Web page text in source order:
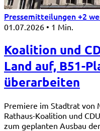
Pressemitteilungen+2
01.07.2026 • 1 Min.
Koalition und
Land auf, B51-
überarbeiten
Premiere im Stadtrat von
Rathaus-Koalition und
zum geplanten Ausbau